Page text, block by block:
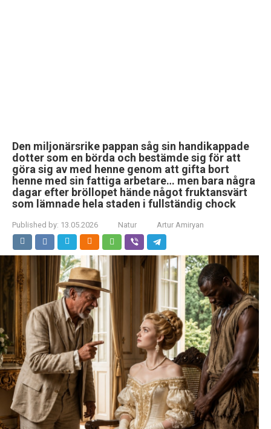
Den miljonärsrike pappan såg sin handikappade
dotter som en börda och bestämde sig för att
göra sig av med henne genom att gifta bort
henne med sin fattiga arbetare… men bara några
dagar efter bröllopet hände något fruktansvärt
som lämnade hela staden i fullständig chock
Published by: 13.05.2026 Natur Artur Amiryan